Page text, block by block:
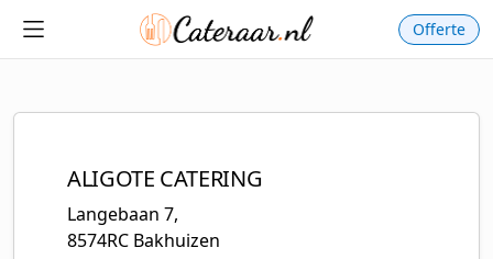
Offerte
ALIGOTE CATERING
Langebaan 7,
8574RC Bakhuizen